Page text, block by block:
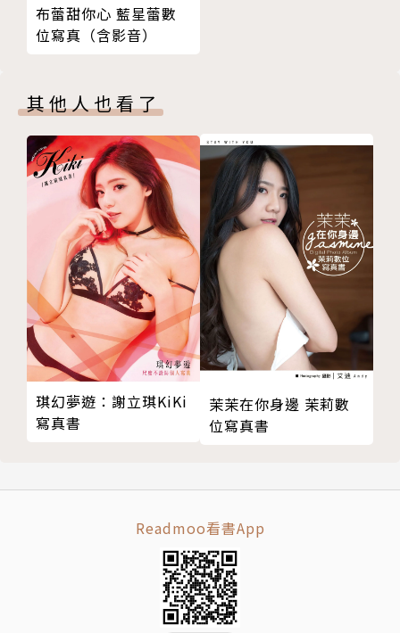
是戴群芳，篤定活著就該認真創造生活美學家。 FB粉
絲團：www.facebook.com/beautyfong1023
布蕾甜你心 藍星蕾數
位寫真（含影音）
其他人也看了
琪幻夢遊：謝立琪KiKi
寫真書
茉茉在你身邊 茉莉數
位寫真書
Readmoo看書App